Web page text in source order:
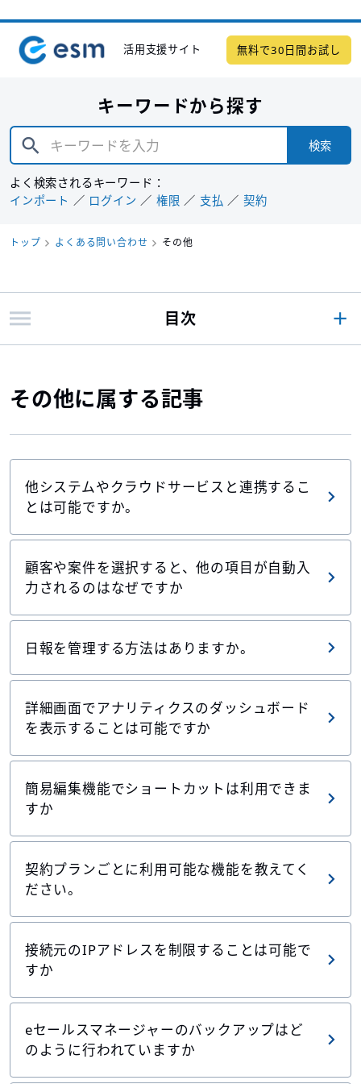
活用支援サイト 無料で30日間お試し
キーワードから探す
検索
よく検索されるキーワード：
インポート
ログイン 権限 支払 契約
トップ よくある問い合わせ その他
その他に属する記事
他システムやクラウドサービスと連携するこ
とは可能ですか。
顧客や案件を選択すると、他の項目が自動入
力されるのはなぜですか
日報を管理する方法はありますか。
詳細画面でアナリティクスのダッシュボード
を表示することは可能ですか
簡易編集機能でショートカットは利用できま
すか
契約プランごとに利用可能な機能を教えてく
ださい。
接続元のIPアドレスを制限することは可能で
すか
eセールスマネージャーのバックアップはど
のように行われていますか
目次